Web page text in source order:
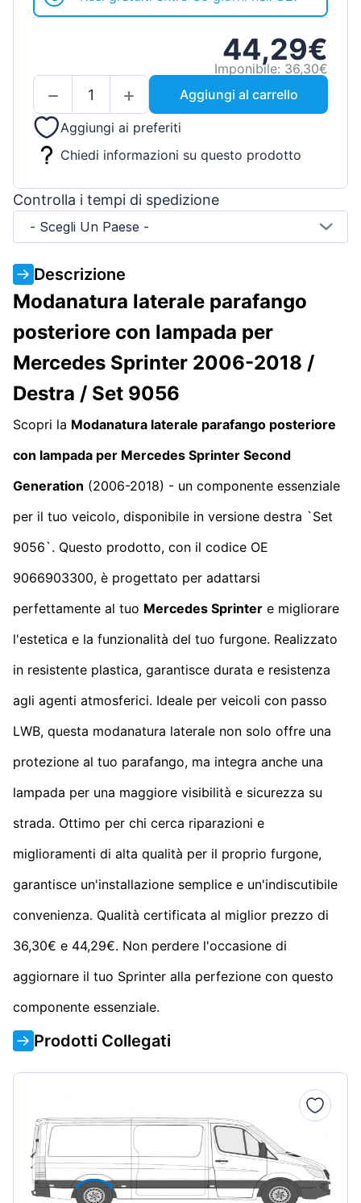
44,29€
Imponibile: 36,30€
Aggiungi al carrello
Aggiungi ai preferiti
Chiedi informazioni su questo prodotto
Controlla i tempi di spedizione
- Scegli Un Paese -
Descrizione
Modanatura laterale parafango
posteriore con lampada per
Mercedes Sprinter 2006-2018 /
Destra / Set 9056
Scopri la Modanatura laterale parafango posteriore
con lampada per Mercedes Sprinter Second
Generation (2006-2018) - un componente essenziale
per il tuo veicolo, disponibile in versione destra `Set
9056`. Questo prodotto, con il codice OE
9066903300, è progettato per adattarsi
perfettamente al tuo Mercedes Sprinter e migliorare
l'estetica e la funzionalità del tuo furgone. Realizzato
in resistente plastica, garantisce durata e resistenza
agli agenti atmosferici. Ideale per veicoli con passo
LWB, questa modanatura laterale non solo offre una
protezione al tuo parafango, ma integra anche una
lampada per una maggiore visibilità e sicurezza su
strada. Ottimo per chi cerca riparazioni e
miglioramenti di alta qualità per il proprio furgone,
garantisce un'installazione semplice e un'indiscutibile
convenienza. Qualità certificata al miglior prezzo di
36,30€ e 44,29€. Non perdere l'occasione di
aggiornare il tuo Sprinter alla perfezione con questo
componente essenziale.
Prodotti Collegati